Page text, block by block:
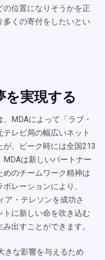
位置になりそうかを正
くの寄付をしたいとい
を実現する
MDAによって「ラブ・
レビ局の幅広いネット
、ピーク時には全国213
は新しいパートナー
めのチームワーク精神は
レーションにより、
ア・テレソンを成功さ
に新しい命を吹き込む
出すことができます。
きな影響を与えるため